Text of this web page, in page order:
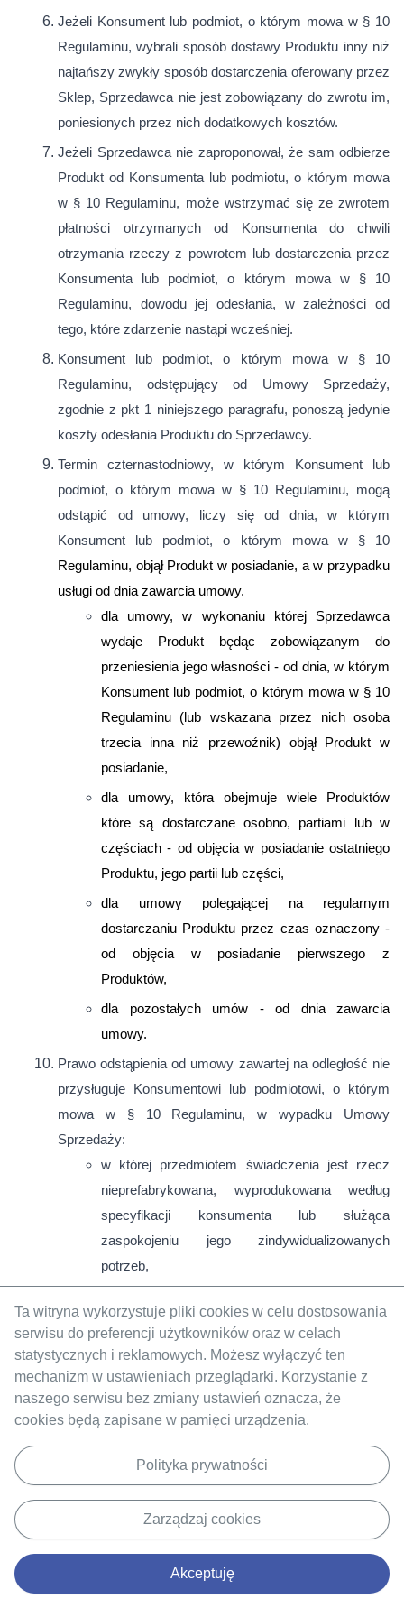
Jeżeli Konsument lub podmiot, o którym mowa w § 10
Regulaminu, wybrali sposób dostawy Produktu inny niż
najtańszy zwykły sposób dostarczenia oferowany przez
Sklep, Sprzedawca nie jest zobowiązany do zwrotu im,
poniesionych przez nich dodatkowych kosztów.
Jeżeli Sprzedawca nie zaproponował, że sam odbierze
Produkt od Konsumenta lub podmiotu, o którym mowa
w § 10 Regulaminu, może wstrzymać się ze zwrotem
płatności otrzymanych od Konsumenta do chwili
otrzymania rzeczy z powrotem lub dostarczenia przez
Konsumenta lub podmiot, o którym mowa w § 10
Regulaminu, dowodu jej odesłania, w zależności od
tego, które zdarzenie nastąpi wcześniej.
Konsument lub podmiot, o którym mowa w § 10
Regulaminu, odstępujący od Umowy Sprzedaży,
zgodnie z pkt 1 niniejszego paragrafu, ponoszą jedynie
koszty odesłania Produktu do Sprzedawcy.
Termin czternastodniowy, w którym Konsument lub
podmiot, o którym mowa w § 10 Regulaminu, mogą
odstąpić od umowy, liczy się od dnia, w którym
Konsument lub podmiot, o którym mowa w § 10
Regulaminu, objął Produkt w posiadanie, a w przypadku
usługi od dnia zawarcia umowy.
dla umowy, w wykonaniu której Sprzedawca
wydaje Produkt będąc zobowiązanym do
przeniesienia jego własności - od dnia, w którym
Konsument lub podmiot, o którym mowa w § 10
Regulaminu (lub wskazana przez nich osoba
trzecia inna niż przewoźnik) objął Produkt w
posiadanie,
dla umowy, która obejmuje wiele Produktów
które są dostarczane osobno, partiami lub w
częściach - od objęcia w posiadanie ostatniego
Produktu, jego partii lub części,
dla umowy polegającej na regularnym
dostarczaniu Produktu przez czas oznaczony -
od objęcia w posiadanie pierwszego z
Produktów,
dla pozostałych umów - od dnia zawarcia
umowy.
Prawo odstąpienia od umowy zawartej na odległość nie
przysługuje Konsumentowi lub podmiotowi, o którym
mowa w § 10 Regulaminu, w wypadku Umowy
Sprzedaży:
w której przedmiotem świadczenia jest rzecz
nieprefabrykowana, wyprodukowana według
specyfikacji konsumenta lub służąca
zaspokojeniu jego zindywidualizowanych
potrzeb,
dostarczana w zapieczętowanym opakowaniu,
której po otwarciu opakowania nie można
zwrócić ze względu na ochronę zdrowia lub ze
względów higienicznych, jeżeli opakowanie
zostało otwarte po dostarczeniu,
w której przedmiotem świadczenia są rzeczy,
które po dostarczeniu, ze względu na swój
charakter, zostają nierozłącznie połączone z
innymi rzeczami,
o świadczenie usług, za które Konsument jest
zobowiązany do zapłaty ceny, jeżeli
Ta witryna wykorzystuje pliki cookies w celu dostosowania
serwisu do preferencji użytkowników oraz w celach
statystycznych i reklamowych. Możesz wyłączyć ten
mechanizm w ustawieniach przeglądarki. Korzystanie z
naszego serwisu bez zmiany ustawień oznacza, że
cookies będą zapisane w pamięci urządzenia.
Polityka prywatności
Zarządzaj cookies
Akceptuję